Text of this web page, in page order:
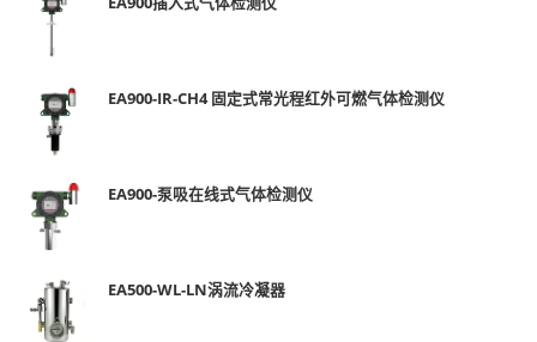
EA900-IR-CH4 固定式常光程红外可燃气体检测仪
EA900-泵吸在线式气体检测仪
EA500-WL-LN涡流冷凝器